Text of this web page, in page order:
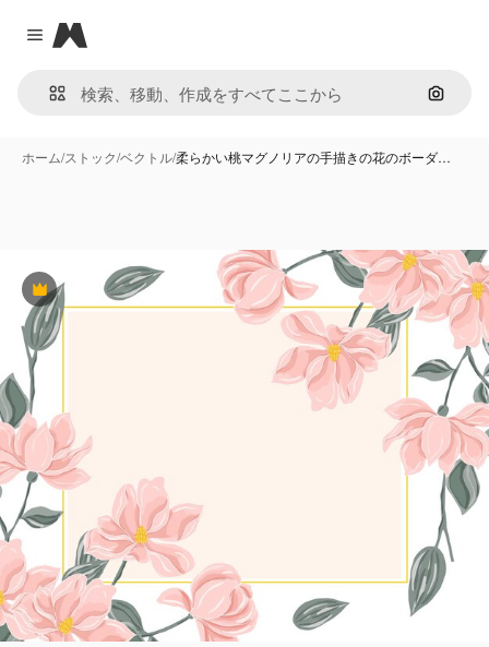
Close menu
Magnific
画像で
ホーム/ストック/ベクトル/柔らかい桃マグノリアの手描きの花のボーダ…
Premium